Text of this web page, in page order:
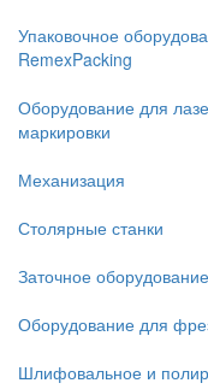
Упаковочное
RemexPacking
Оборудование для
маркировки
Механизация
Столярные станки
Заточное оборудование
Оборудование для
Шлифовальное и